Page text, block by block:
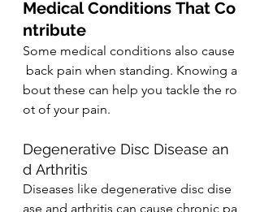
Medical Conditions That Co
ntribute
Some medical conditions also cause
back pain when standing. Knowing a
bout these can help you tackle the ro
ot of your pain.
Degenerative Disc Disease an
d Arthritis
Diseases like degenerative disc dise
ase and arthritis can cause chronic pa